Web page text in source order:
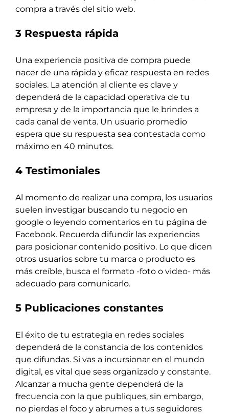
compra a través del sitio web.
3 Respuesta rápida
Una experiencia positiva de compra puede
nacer de una rápida y eficaz respuesta en redes
sociales. La atención al cliente es clave y
dependerá de la capacidad operativa de tu
empresa y de la importancia que le brindes a
cada canal de venta. Un usuario promedio
espera que su respuesta sea contestada como
máximo en 40 minutos.
4 Testimoniales
Al momento de realizar una compra, los usuarios
suelen investigar buscando tu negocio en
google o leyendo comentarios en tu página de
Facebook. Recuerda difundir las experiencias
para posicionar contenido positivo. Lo que dicen
otros usuarios sobre tu marca o producto es
más creíble, busca el formato -foto o video- más
adecuado para comunicarlo.
5 Publicaciones constantes
El éxito de tu estrategia en redes sociales
dependerá de la constancia de los contenidos
que difundas. Si vas a incursionar en el mundo
digital, es vital que seas organizado y constante.
Alcanzar a mucha gente dependerá de la
frecuencia con la que publiques, sin embargo,
no pierdas el foco y abrumes a tus seguidores